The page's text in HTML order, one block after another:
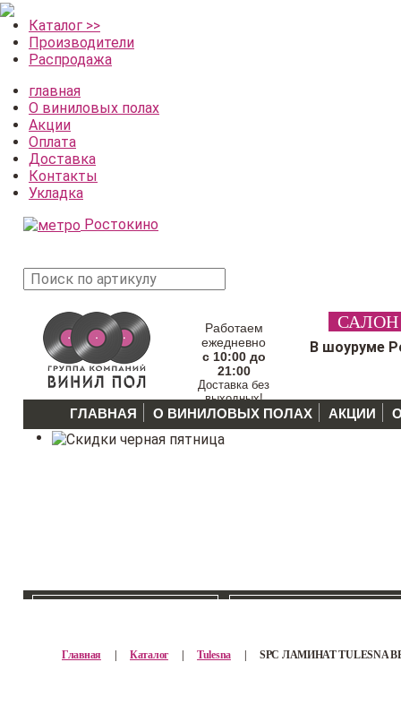
Каталог >>
Производители
Распродажа
главная
О виниловых полах
Акции
Оплата
Доставка
Контакты
Укладка
Ростокино
товара
Работаем
ежедневно
с 10:00 до
21:00
Доставка без
выходных!
В шоуруме
ГЛАВНАЯ О ВИНИЛОВЫХ ПОЛАХ АКЦИИ
Главная Каталог Tulesna SPC ЛАМИНАТ TULESNA